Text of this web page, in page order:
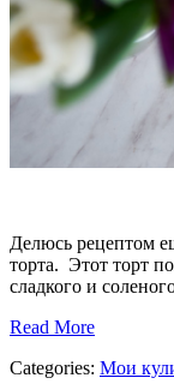
Делюсь рецептом
торта. Этот торт
сладкого и
Read More
Categories: Мои